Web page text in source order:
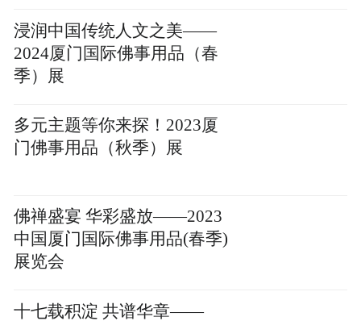
浸润中国传统人文之美——
2024厦门国际佛事用品（春
季）展
多元主题等你来探！2023厦
门佛事用品（秋季）展
佛禅盛宴 华彩盛放——2023
中国厦门国际佛事用品(春季)
展览会
十七载积淀 共谱华章——